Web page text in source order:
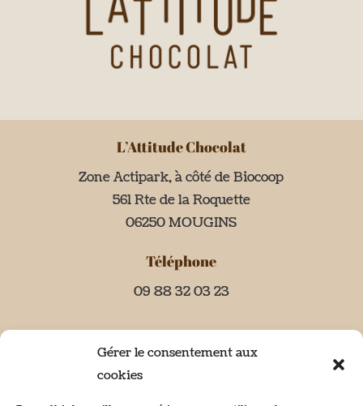
Gérer le consentement aux
cookies
L’Attitude Chocolat
Zone Actipark, à côté de Biocoop
561 Rte de la Roquette
06250 MOUGINS
Téléphone
09 88 32 03 23
Horaires d’ouverture